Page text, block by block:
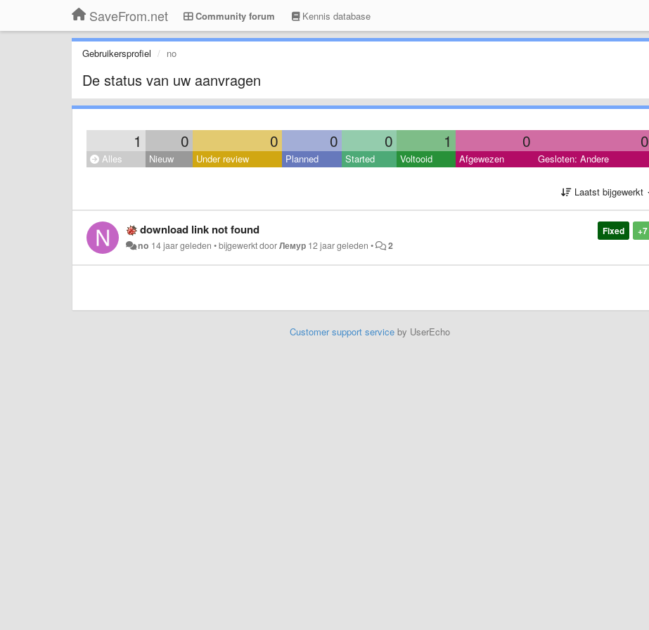
SaveFrom.net Community forum Kennis database
Gebruikersprofiel no
De status van uw aanvragen
1 0 0 0 0 1 0 0
Alles Nieuw Under review Planned Started Voltooid Afgewezen Gesloten: Andere
Laatst bijgewerkt
+7
Fixed
download link not found
no 14 jaar geleden •bijgewerkt doorЛемур 12 jaar geleden • 2
Customer support serviceby UserEcho